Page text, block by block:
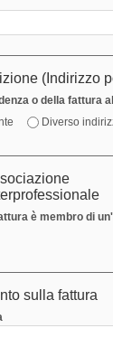
(Indirizzo
o della fattura
Diverso
è membro di
sulla fattura